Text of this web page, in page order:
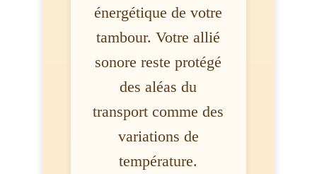
énergétique de votre
tambour. Votre allié
sonore reste protégé
des aléas du
transport comme des
variations de
température.